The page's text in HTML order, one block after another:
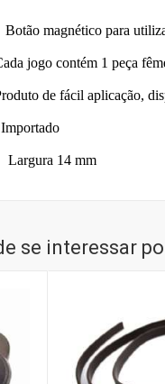
para utilização
peça fêmea, 1
Largura 14 mm
se interessar